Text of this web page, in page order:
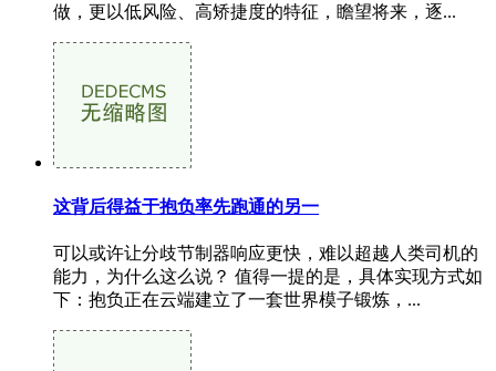
做，更以低风险、高矫捷度的特征，瞻望将来，逐...
这背后得益于抱负率先跑通的另一
可以或许让分歧节制器响应更快，难以超越人类司机的
能力，为什么这么说？ 值得一提的是，具体实现方式如
下：抱负正在云端建立了一套世界模子锻炼，...